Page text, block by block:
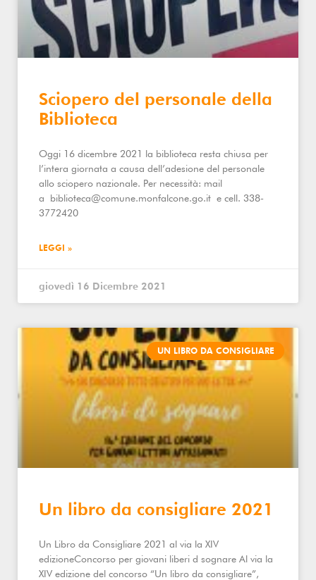
Sciopero del personale della
Biblioteca
Oggi 16 dicembre 2021 la biblioteca resta chiusa per
l’intera giornata a causa dell’adesione del personale
allo sciopero nazionale. Per necessità: mail
a biblioteca@comune.monfalcone.go.it e cell. 338-
3772420
LEGGI »
giovedì 16 Dicembre 2021
UN LIBRO DA CONSIGLIARE
Un libro da consigliare 2021
Un Libro da Consigliare 2021 al via la XIV
edizioneConcorso per giovani liberi d sognare Al via la
XIV edizione del concorso “Un libro da consigliare”,